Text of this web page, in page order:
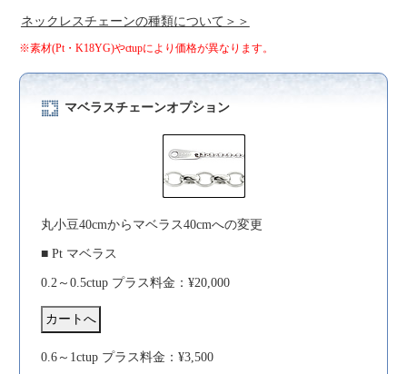
ネックレスチェーンの種類について＞＞
※素材(Pt・K18YG)やctupにより価格が異なります。
マベラスチェーンオプション
丸小豆40cmからマベラス40cmへの変更
■ Pt マベラス
0.2～0.5ctup プラス料金：¥20,000
0.6～1ctup プラス料金：¥3,500